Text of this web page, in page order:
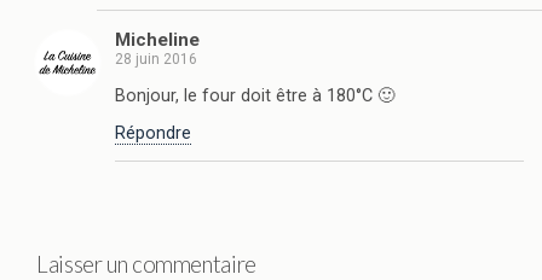
Micheline
28 juin 2016
Bonjour, le four doit être à 180°C 🙂
Répondre
Laisser un commentaire